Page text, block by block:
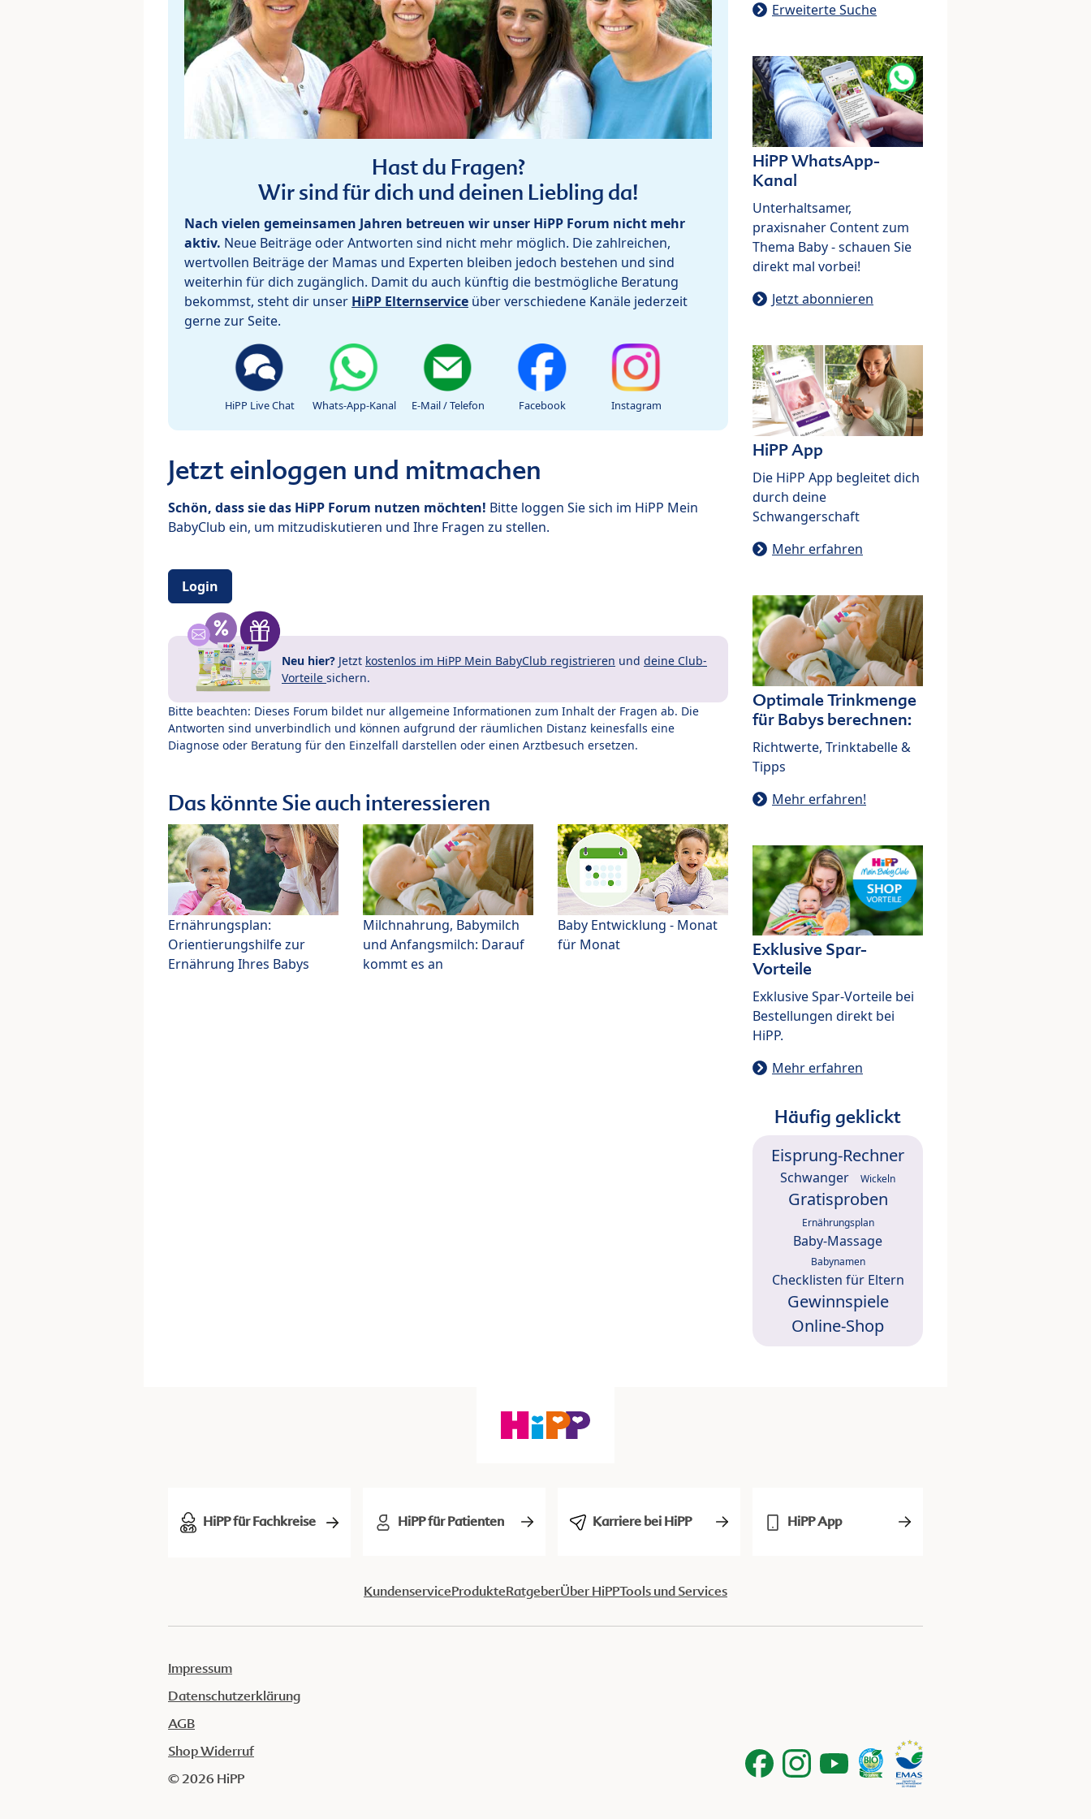
Hast du Fragen?
Wir sind für dich und deinen Liebling da!
Nach vielen gemeinsamen Jahren betreuen wir unser HiPP Forum nicht mehr
aktiv. Neue Beiträge oder Antworten sind nicht mehr möglich. Die zahlreichen,
wertvollen Beiträge der Mamas und Experten bleiben jedoch bestehen und sind
weiterhin für dich zugänglich. Damit du auch künftig die bestmögliche Beratung
bekommst, steht dir unser HiPP Elternservice über verschiedene Kanäle jederzeit
gerne zur Seite.
HiPP Live Chat Whats-App-Kanal E-Mail / Telefon Facebook Instagram
Jetzt einloggen und mitmachen
Schön, dass sie das HiPP Forum nutzen möchten! Bitte loggen Sie sich im HiPP Mein
BabyClub ein, um mitzudiskutieren und Ihre Fragen zu stellen.
Login
Neu hier? Jetzt kostenlos im HiPP Mein BabyClub registrieren und deine Club-
Vorteile sichern.
Bitte beachten: Dieses Forum bildet nur allgemeine Informationen zum Inhalt der Fragen ab. Die
Antworten sind unverbindlich und können aufgrund der räumlichen Distanz keinesfalls eine
Diagnose oder Beratung für den Einzelfall darstellen oder einen Arztbesuch ersetzen.
Das könnte Sie auch interessieren
Ernährungsplan:
Orientierungshilfe zur
Ernährung Ihres Babys
Milchnahrung, Babymilch
und Anfangsmilch: Darauf
kommt es an
Baby Entwicklung - Monat
für Monat
Erweiterte Suche
HiPP WhatsApp-
Kanal
Unterhaltsamer,
praxisnaher Content zum
Thema Baby - schauen Sie
direkt mal vorbei!
Jetzt abonnieren
HiPP App
Die HiPP App begleitet dich
durch deine
Schwangerschaft
Mehr erfahren
Optimale Trinkmenge
für Babys berechnen:
Richtwerte, Trinktabelle &
Tipps
Mehr erfahren!
Exklusive Spar-
Vorteile
Exklusive Spar-Vorteile bei
Bestellungen direkt bei
HiPP.
Mehr erfahren
Häufig geklickt
Eisprung-Rechner
Schwanger Wickeln
Gratisproben
Ernährungsplan
Baby-Massage
Babynamen
Checklisten für Eltern
Gewinnspiele
Online-Shop
HiPP für Fachkreise HiPP für Patienten Karriere bei HiPP HiPP App
KundenserviceProdukteRatgeberÜber HiPPTools und Services
Impressum
Datenschutzerklärung
AGB
Shop Widerruf
© 2026 HiPP